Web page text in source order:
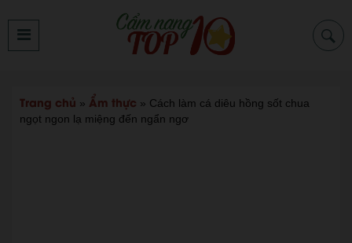
Trang chủ » Ẩm thực » Cách làm cá diêu hồng sốt chua
ngọt ngon lạ miệng đến ngẩn ngơ